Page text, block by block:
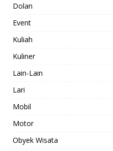
Dolan
Event
Kuliah
Kuliner
Lain-Lain
Lari
Mobil
Motor
Obyek Wisata